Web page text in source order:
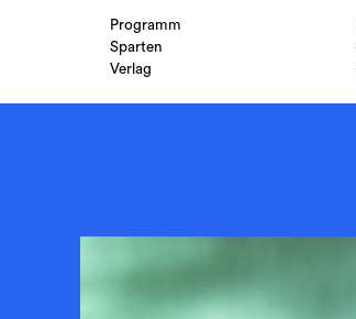
Programm
Sparten
Verlag